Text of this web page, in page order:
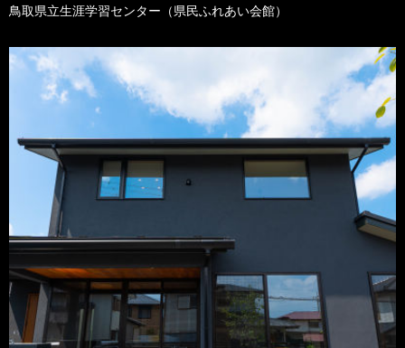
鳥取県立生涯学習センター（県民ふれあい会館）